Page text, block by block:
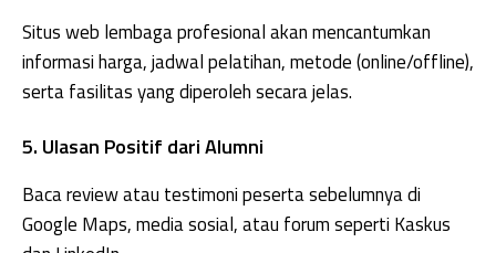
Situs web lembaga profesional akan mencantumkan
informasi harga, jadwal pelatihan, metode (online/offline),
serta fasilitas yang diperoleh secara jelas.
5. Ulasan Positif dari Alumni
Baca review atau testimoni peserta sebelumnya di
Google Maps, media sosial, atau forum seperti Kaskus